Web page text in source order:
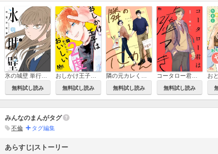
氷の城壁 単行本版【フルカラー】
無料試し読み
おしかけ王子は2度おいしい 単行本版
無料試し読み
隣の元カレくん 単行本版
無料試し読み
コータロー君は嘘つき 単行本版
無料試し読み
みんなのまんがタグ
不倫 タグ編集
あらすじ|ストーリー